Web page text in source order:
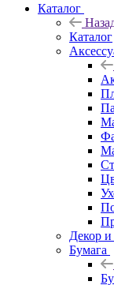
Каталог
Каталог
Декор и
Бумага